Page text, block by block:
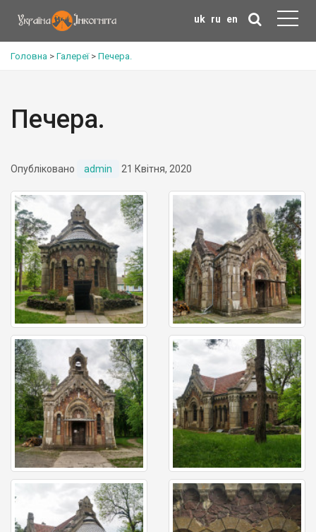
uk ru en
Головна > Галереї> Печера.
Печера.
Опубліковано admin 21 Квітня, 2020